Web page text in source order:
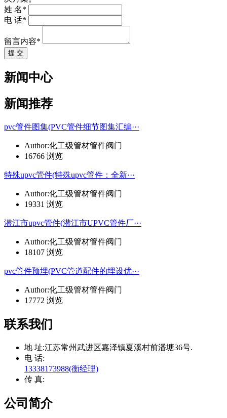
姓 名*
电 话*
留言内容*
提 交
新闻中心
新闻推荐
pvc管件图集(PVC管件细节图集汇编···
Author:化工级管材管件阀门
16766 浏览
特殊upvc管件(特殊upvc管件：全新···
Author:化工级管材管件阀门
19331 浏览
潜江市upvc管件(潜江市UPVC管件厂···
Author:化工级管材管件阀门
18107 浏览
pvc管件预埋(PVC管道配件的埋设优···
Author:化工级管材管件阀门
17772 浏览
联系我们
地 址:江苏常州武进区嘉泽镇夏溪村前潘塘36号.
电 话:
13338173988(衡经理)
传 真:
公司简介